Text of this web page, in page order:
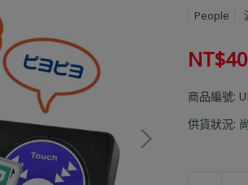
People
商品編號:
供貨狀況: